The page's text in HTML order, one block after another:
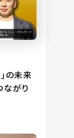
の未来
ながり